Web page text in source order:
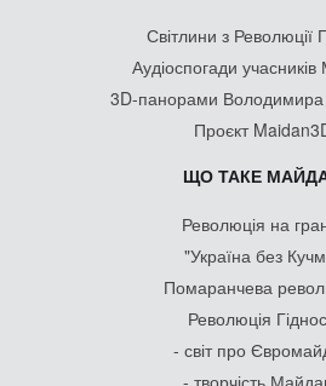
Світлини з Революції
Аудіоспогади
3D-панорами
Проєкт
ЩО ТАКЕ
Революція на
"Україна без
Помаранчева
Революція
- світ про
- творчість